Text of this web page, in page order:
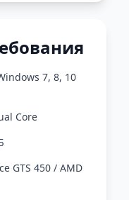
7, 8, 10
Core
GTS 450 / AMD